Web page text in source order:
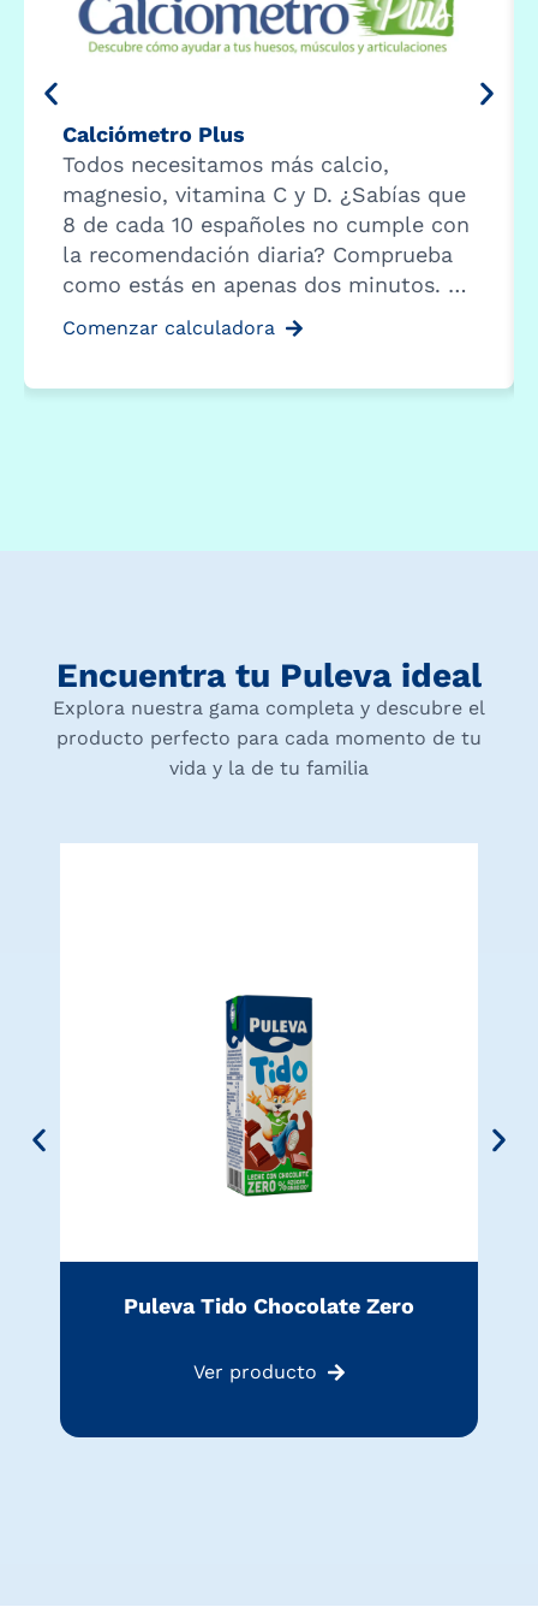
Calciómetro Plus
Todos necesitamos más calcio,
magnesio, vitamina C y D. ¿Sabías que
8 de cada 10 españoles no cumple con
la recomendación diaria? Comprueba
como estás en apenas dos minutos. …
Comenzar calculadora
Encuentra tu Puleva ideal
Explora nuestra gama completa y descubre el
producto perfecto para cada momento de tu
vida y la de tu familia
Puleva Tido Chocolate Zero
Ver producto